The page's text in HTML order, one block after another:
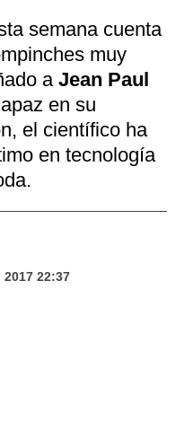
semana cuenta
muy
a Jean Paul
en su
el científico ha
en tecnología
22:37